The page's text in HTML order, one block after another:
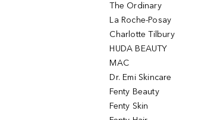
The Ordinary
La Roche-Posay
Charlotte Tilbury
HUDA BEAUTY
MAC
Dr. Emi Skincare
Fenty Beauty
Fenty Skin